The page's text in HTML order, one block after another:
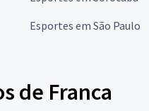
Esportes em São Paulo
de Franca